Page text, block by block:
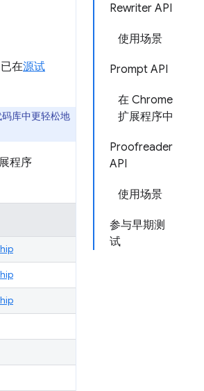
Rewriter API
使用场景
Prompt API
在 Chrome
扩展程序中
Proofreader
API
使用场景
参与早期测
试
在源试
库中更轻松地
程序